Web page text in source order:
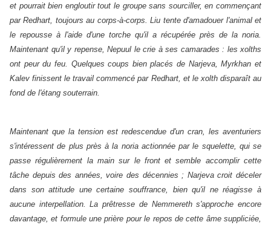
et pourrait bien engloutir tout le groupe sans sourciller, en commençant
par Redhart, toujours au corps-à-corps. Liu tente d'amadouer l'animal et
le repousse à l'aide d'une torche qu'il a récupérée près de la noria.
Maintenant qu'il y repense, Nepuul le crie à ses camarades : les xolths
ont peur du feu. Quelques coups bien placés de Narjeva, Myrkhan et
Kalev finissent le travail commencé par Redhart, et le xolth disparaît au
fond de l'étang souterrain.
Maintenant que la tension est redescendue d'un cran, les aventuriers
s'intéressent de plus près à la noria actionnée par le squelette, qui se
passe régulièrement la main sur le front et semble accomplir cette
tâche depuis des années, voire des décennies ; Narjeva croit déceler
dans son attitude une certaine souffrance, bien qu'il ne réagisse à
aucune interpellation. La prêtresse de Nemmereth s'approche encore
davantage, et formule une prière pour le repos de cette âme suppliciée,